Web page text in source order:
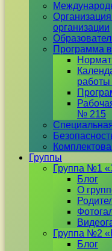
организации
Программа
№ 215
Группы
Группа №1
Блог
О
Группа №2
Блог